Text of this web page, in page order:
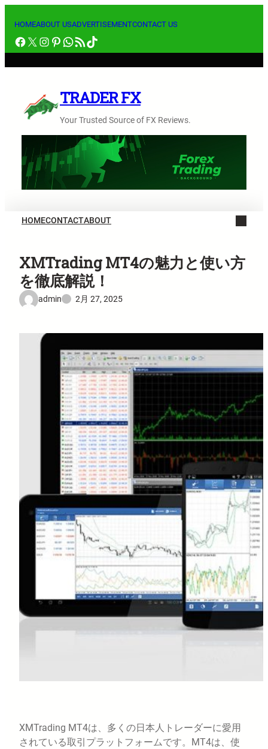
ス
キ
HOMEABOUT USADVERTISEMENTCONTACT US
Facebook
X Instagram
Pinterest
WhatsApp
RSS フィードTikTok
TRADER FX
Your Trusted Source of FX Reviews.
HOMECONTACTABOUT
XMTrading MT4の魅力と使い方
を徹底解説！
admin 2月 27, 2025
XMTrading MT4は、多くの日本人トレーダーに愛用
されている取引プラットフォームです。MT4は、使